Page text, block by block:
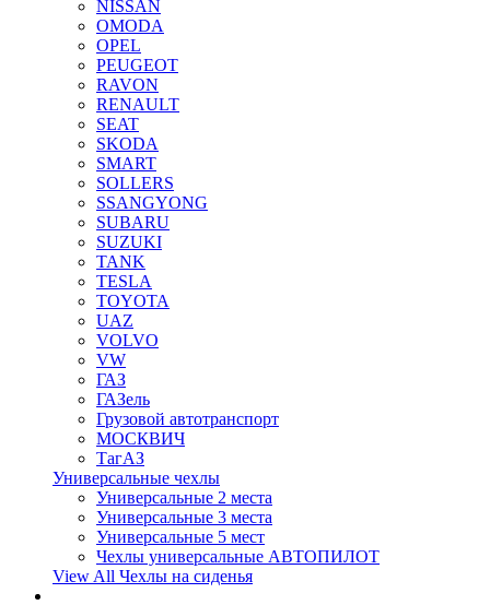
NISSAN
OMODA
OPEL
PEUGEOT
RAVON
RENAULT
SEAT
SKODA
SMART
SOLLERS
SSANGYONG
SUBARU
SUZUKI
TANK
TESLA
TOYOTA
UAZ
VOLVO
VW
ГАЗ
ГАЗель
Грузовой автотранспорт
МОСКВИЧ
ТагАЗ
Универсальные чехлы
Универсальные 2 места
Универсальные 3 места
Универсальные 5 мест
Чехлы универсальные АВТОПИЛОТ
View All Чехлы на сиденья